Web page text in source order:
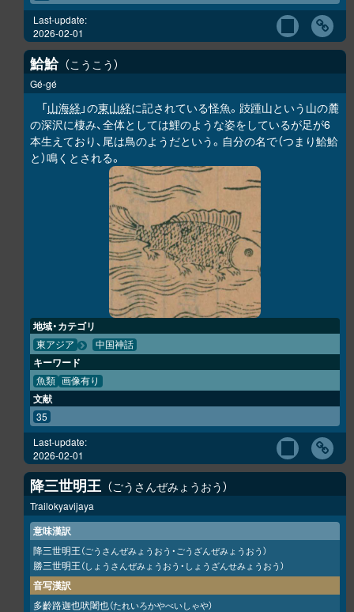
Last-update:
2026-02-01
鮯鮯 こうこう
Gé-gé
「山海経 」の東山経に記されている怪魚。跂踵山という山の麓
の深沢に棲み、全体としては鯉のような姿をしているが足が6
本生えており、尾は鳥のようだという。自分の名で（つまり鮯鮯
と）鳴くとされる。
地域・カテゴリ
東アジア 中国神話
キーワード
魚類 画像有り
文献
35
Last-update:
2026-02-01
降三世明王 ごうさんぜみょうおう
Trailokyavijaya
意味漢訳
降三世明王（ごうさんぜみょうおう・ごうざんぜみょうおう）
勝三世明王（しょうさんぜみょうおう・しょうざんせみょうおう）
音写漢訳
多齡路迦也吠闍也（たれいろかやべいしゃや）